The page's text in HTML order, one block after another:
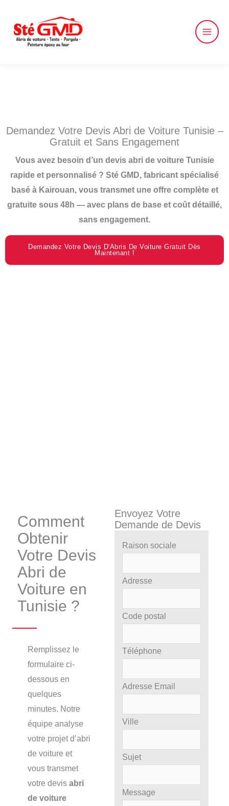
content
Demandez Votre Devis Abri de Voiture Tunisie –
Gratuit et Sans Engagement
Vous avez besoin d’un devis abri de voiture Tunisie
rapide et personnalisé ? Sté GMD, fabricant spécialisé
basé à Kairouan, vous transmet une offre complète et
gratuite sous 48h — avec plans de base et coût détaillé,
sans engagement.
Demandez Votre Devis D'Abris De Voiture Gratuit Dès
Maintenant !
Comment
Obtenir
Votre Devis
Abri de
Voiture en
Tunisie ?
Remplissez le
formulaire ci-
dessous en
quelques
minutes. Notre
équipe analyse
votre projet d’abri
de voiture et
vous transmet
votre devis abri
de voiture
Envoyez Votre
Demande de Devis
Raison sociale
Adresse
Code postal
Téléphone
Adresse Email
Ville
Sujet
Message